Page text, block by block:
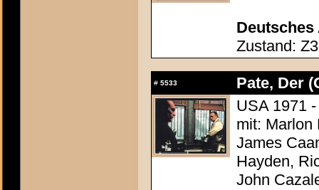
Deutsches
Zustand: Z3
# 5533
Pate, Der
USA 1971
mit: Marlon
James
Hayden,
John